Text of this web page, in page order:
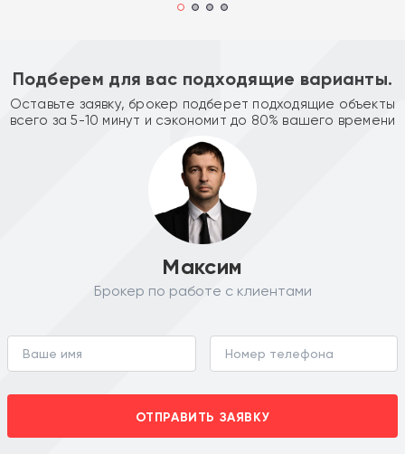
Подберем для вас подходящие варианты.
Оставьте заявку, брокер подберет подходящие объекты
всего за 5-10 минут и сэкономит до 80% вашего времени
Максим
Брокер по работе с клиентами
ОТПРАВИТЬ ЗАЯВКУ